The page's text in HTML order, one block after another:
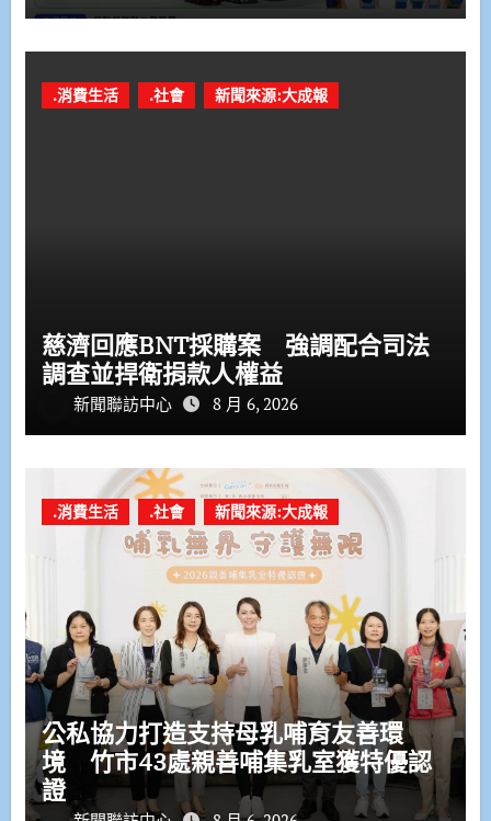
.消費生活 .社會 新聞來源:大成報
慈濟回應BNT採購案 強調配合司法
調查並捍衛捐款人權益
新聞聯訪中心 8 月 6, 2026
.消費生活 .社會 新聞來源:大成報
公私協力打造支持母乳哺育友善環
境 竹市43處親善哺集乳室獲特優認
證